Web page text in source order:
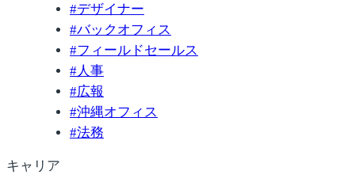
#デザイナー
#バックオフィス
#フィールドセールス
# 人事
#広報
#沖縄オフィス
#法務
キャリア